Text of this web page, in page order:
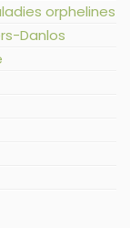
orphelines
Danlos